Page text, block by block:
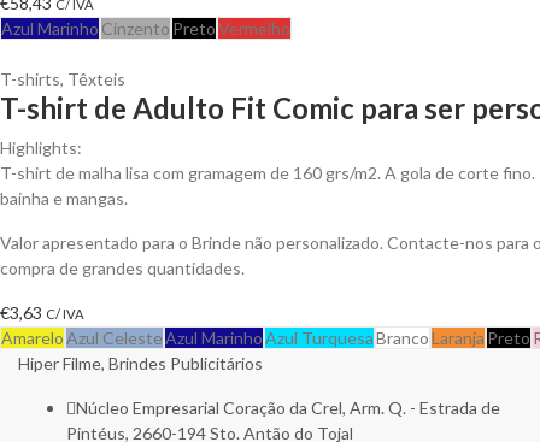
C/ IVA
Azul Marinho Cinzento PretoVermelho
T-shirts, Têxteis
T-shirt de Adulto Fit Comic para ser
Highlights:
T-shirt de malha lisa com gramagem de 160 grs/m2. A gola de corte
bainha e mangas.
Valor apresentado para o Brinde não personalizado. Contacte-nos para
compra de grandes quantidades.
€3,63 C/ IVA
AmareloAzul CelesteAzul MarinhoAzul TurquesaBrancoLaranja Preto
Hiper Filme, Brindes Publicitários
Núcleo Empresarial Coração da Crel, Arm. Q. - Estrada de
Pintéus, 2660-194 Sto. Antão do Tojal